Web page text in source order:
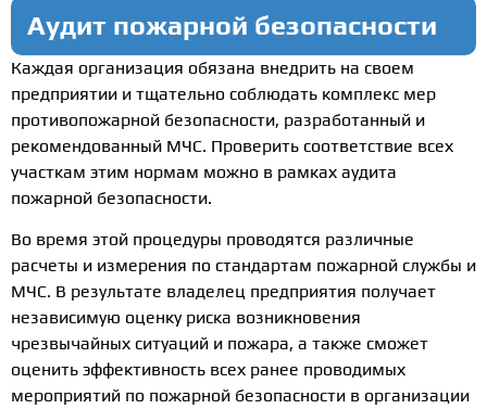
Аудит пожарной безопасности
Каждая организация обязана внедрить на своем
предприятии и тщательно соблюдать комплекс мер
противопожарной безопасности, разработанный и
рекомендованный МЧС. Проверить соответствие всех
участкам этим нормам можно в рамках аудита
пожарной безопасности.
Во время этой процедуры проводятся различные
расчеты и измерения по стандартам пожарной службы и
МЧС. В результате владелец предприятия получает
независимую оценку риска возникновения
чрезвычайных ситуаций и пожара, а также сможет
оценить эффективность всех ранее проводимых
мероприятий по пожарной безопасности в организации